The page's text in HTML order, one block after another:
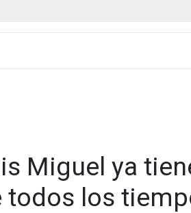
Miguel ya
todos los